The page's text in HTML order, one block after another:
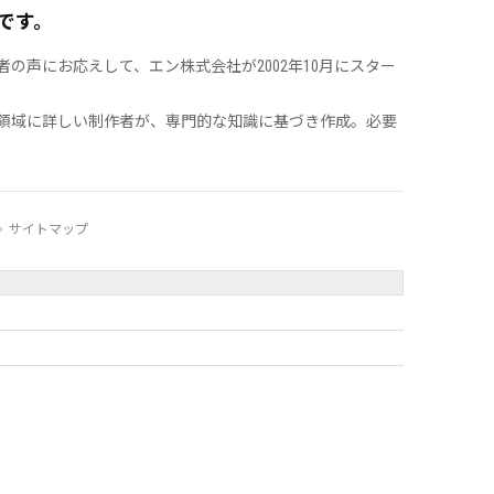
。
声にお応えして、エン株式会社が2002年10月にスター
に詳しい制作者が、専門的な知識に基づき作成。必要
サイトマップ